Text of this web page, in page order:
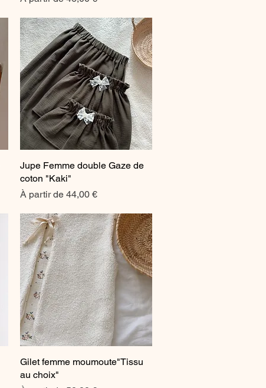
Aperçu rapide
Jupe Femme double Gaze de
coton "Kaki"
À partir de 44,00 €
Prix promotionnel
Aperçu rapide
Gilet femme moumoute"Tissu
au choix"